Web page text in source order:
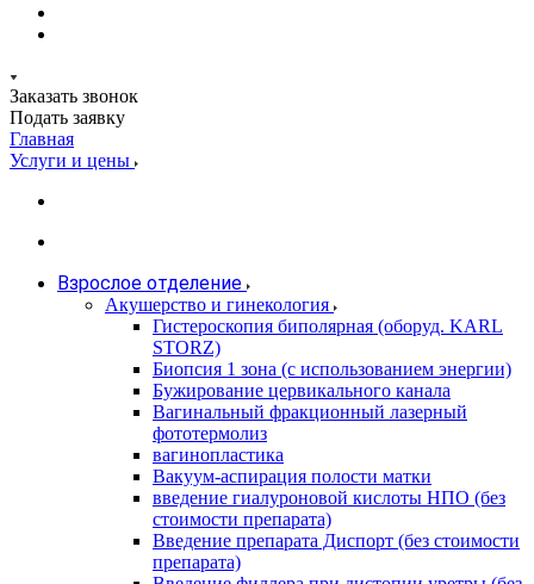
Заказать звонок
Подать заявку
Главная
Услуги и цены
Взрослое отделение
Акушерство и гинекология
Гистероскопия биполярная (оборуд. KARL
STORZ)
Биопсия 1 зона (с использованием энергии)
Бужирование цервикального канала
Вагинальный фракционный лазерный
фототермолиз
вагинопластика
Вакуум-аспирация полости матки
введение гиалуроновой кислоты НПО (без
стоимости препарата)
Введение препарата Диспорт (без стоимости
препарата)